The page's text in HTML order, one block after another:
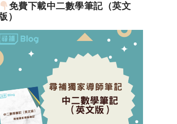
免費下載中二數學筆記（英文
）